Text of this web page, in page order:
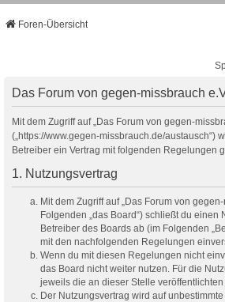
Foren-Übersicht
Das Forum von gegen-missbrauch
Mit dem Zugriff auf „Das Forum von gegen-
(„https://www.gegen-missbrauch.de/austausch“)
Betreiber ein Vertrag mit folgenden Regelungen
1. Nutzungsvertrag
Mit dem Zugriff auf „Das Forum von
Folgenden „das Board“) schließt du einen
Betreiber des Boards ab (im Folgenden
mit den nachfolgenden Regelungen
Wenn du mit diesen Regelungen nicht
das Board nicht weiter nutzen. Für die
jeweils die an dieser Stelle veröffentlichten
Der Nutzungsvertrag wird auf